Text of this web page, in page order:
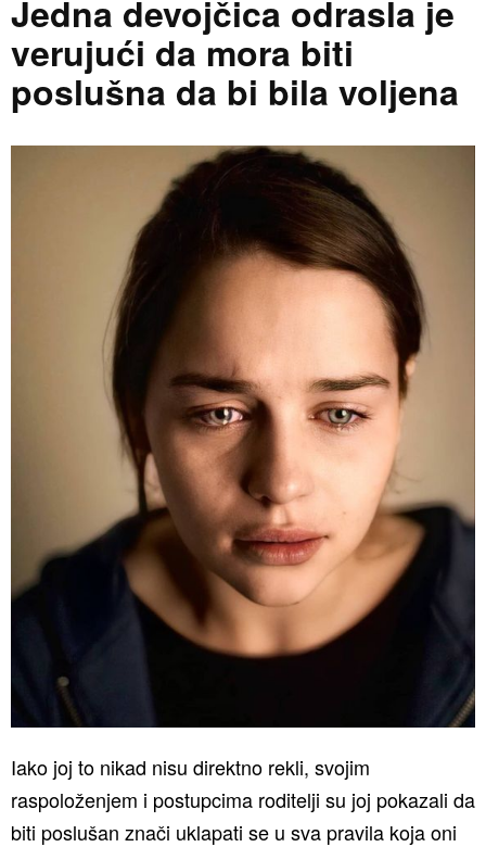
Jedna devojčica odrasla je
verujući da mora biti
poslušna da bi bila voljena
Iako joj to nikad nisu direktno rekli, svojim
raspoloženjem i postupcima roditelji su joj pokazali da
biti poslušan znači uklapati se u sva pravila koja oni